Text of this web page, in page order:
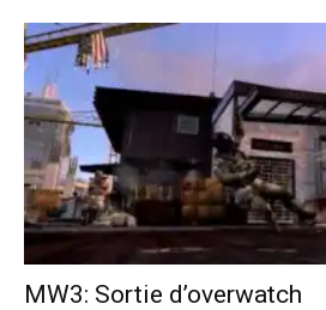
MW3: Sortie d’overwatch